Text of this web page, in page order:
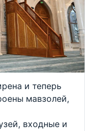
и теперь
мавзолей,
входные и